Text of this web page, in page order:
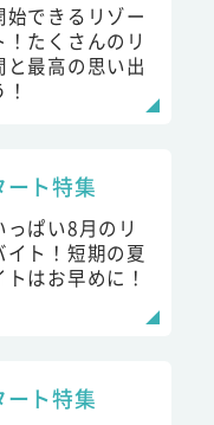
始できるリゾー
！たくさんのリ
と最高の思い出
ート特集
っぱい8月のリ
イト！短期の夏
はお早めに！
ート特集